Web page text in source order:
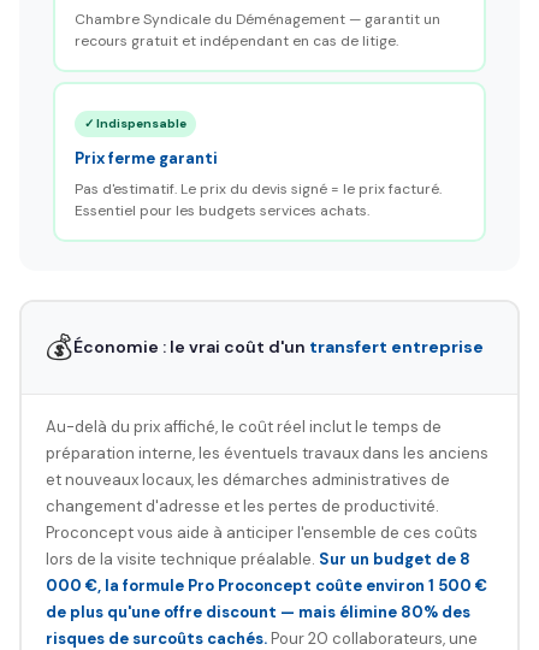
Chambre Syndicale du Déménagement — garantit un
recours gratuit et indépendant en cas de litige.
✓ Indispensable
Prix ferme garanti
Pas d'estimatif. Le prix du devis signé = le prix facturé.
Essentiel pour les budgets services achats.
💰Économie : le vrai coût d'un transfert entreprise
Au-delà du prix affiché, le coût réel inclut le temps de
préparation interne, les éventuels travaux dans les anciens
et nouveaux locaux, les démarches administratives de
changement d'adresse et les pertes de productivité.
Proconcept vous aide à anticiper l'ensemble de ces coûts
lors de la visite technique préalable. Sur un budget de 8
000 €, la formule Pro Proconcept coûte environ 1 500 €
de plus qu'une offre discount — mais élimine 80% des
risques de surcoûts cachés.Pour 20 collaborateurs, une